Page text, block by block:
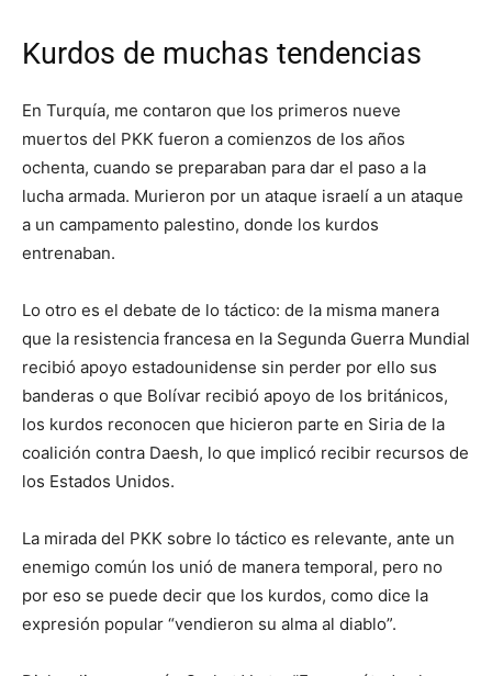
Kurdos de muchas tendencias
En Turquía, me contaron que los primeros nueve
muertos del PKK fueron a comienzos de los años
ochenta, cuando se preparaban para dar el paso a la
lucha armada. Murieron por un ataque israelí a un ataque
a un campamento palestino, donde los kurdos
entrenaban.
Lo otro es el debate de lo táctico: de la misma manera
que la resistencia francesa en la Segunda Guerra Mundial
recibió apoyo estadounidense sin perder por ello sus
banderas o que Bolívar recibió apoyo de los británicos,
los kurdos reconocen que hicieron parte en Siria de la
coalición contra Daesh, lo que implicó recibir recursos de
los Estados Unidos.
La mirada del PKK sobre lo táctico es relevante, ante un
enemigo común los unió de manera temporal, pero no
por eso se puede decir que los kurdos, como dice la
expresión popular “vendieron su alma al diablo”.